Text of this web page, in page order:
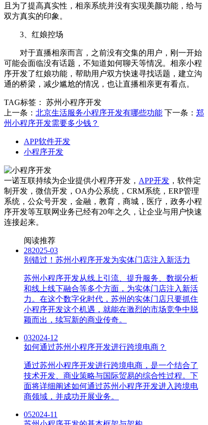
且为了提高真实性，相亲系统并没有实现美颜功能，给与
双方真实的印象。
3、红娘控场
对于直播相亲而言，之前没有交集的用户，刚一开始
可能会面临没有话题，不知道如何聊天等情况。相亲小程
序开发了红娘功能，帮助用户双方快速寻找话题，建立沟
通的桥梁，减少尴尬的情况，也让直播相亲更有看点。
TAG标签：
苏州小程序开发
上一条： 北京生活服务小程序开发有哪些功能 下一条： 郑
州小程序开发需要多少钱？
APP软件开发
小程序开发
一诺互联持续为企业提供小程序开发， APP开发 ，软件定
制开发，微信开发，OA办公系统，CRM系统，ERP管理
系统，公众号开发，金融，教育，商城，医疗，政务小程
序开发等互联网业务已经有20年之久，让企业与用户快速
连接起来。
阅读推荐
282025-03
别错过！苏州小程序开发为实体门店注入新活力
苏州小程序开发从线上引流、提升服务、数据分析
和线上线下融合等多个方面，为实体门店注入新活
力。在这个数字化时代，苏州的实体门店只要抓住
小程序开发这个机遇，就能在激烈的市场竞争中脱
颖而出，续写新的商业传奇。
032024-12
如何通过苏州小程序开发进行跨境电商？
通过苏州小程序开发进行跨境电商，是一个结合了
技术开发、商业策略与国际贸易的综合性过程。下
面将详细阐述如何通过苏州小程序开发进入跨境电
商领域，并成功开展业务。
052024-11